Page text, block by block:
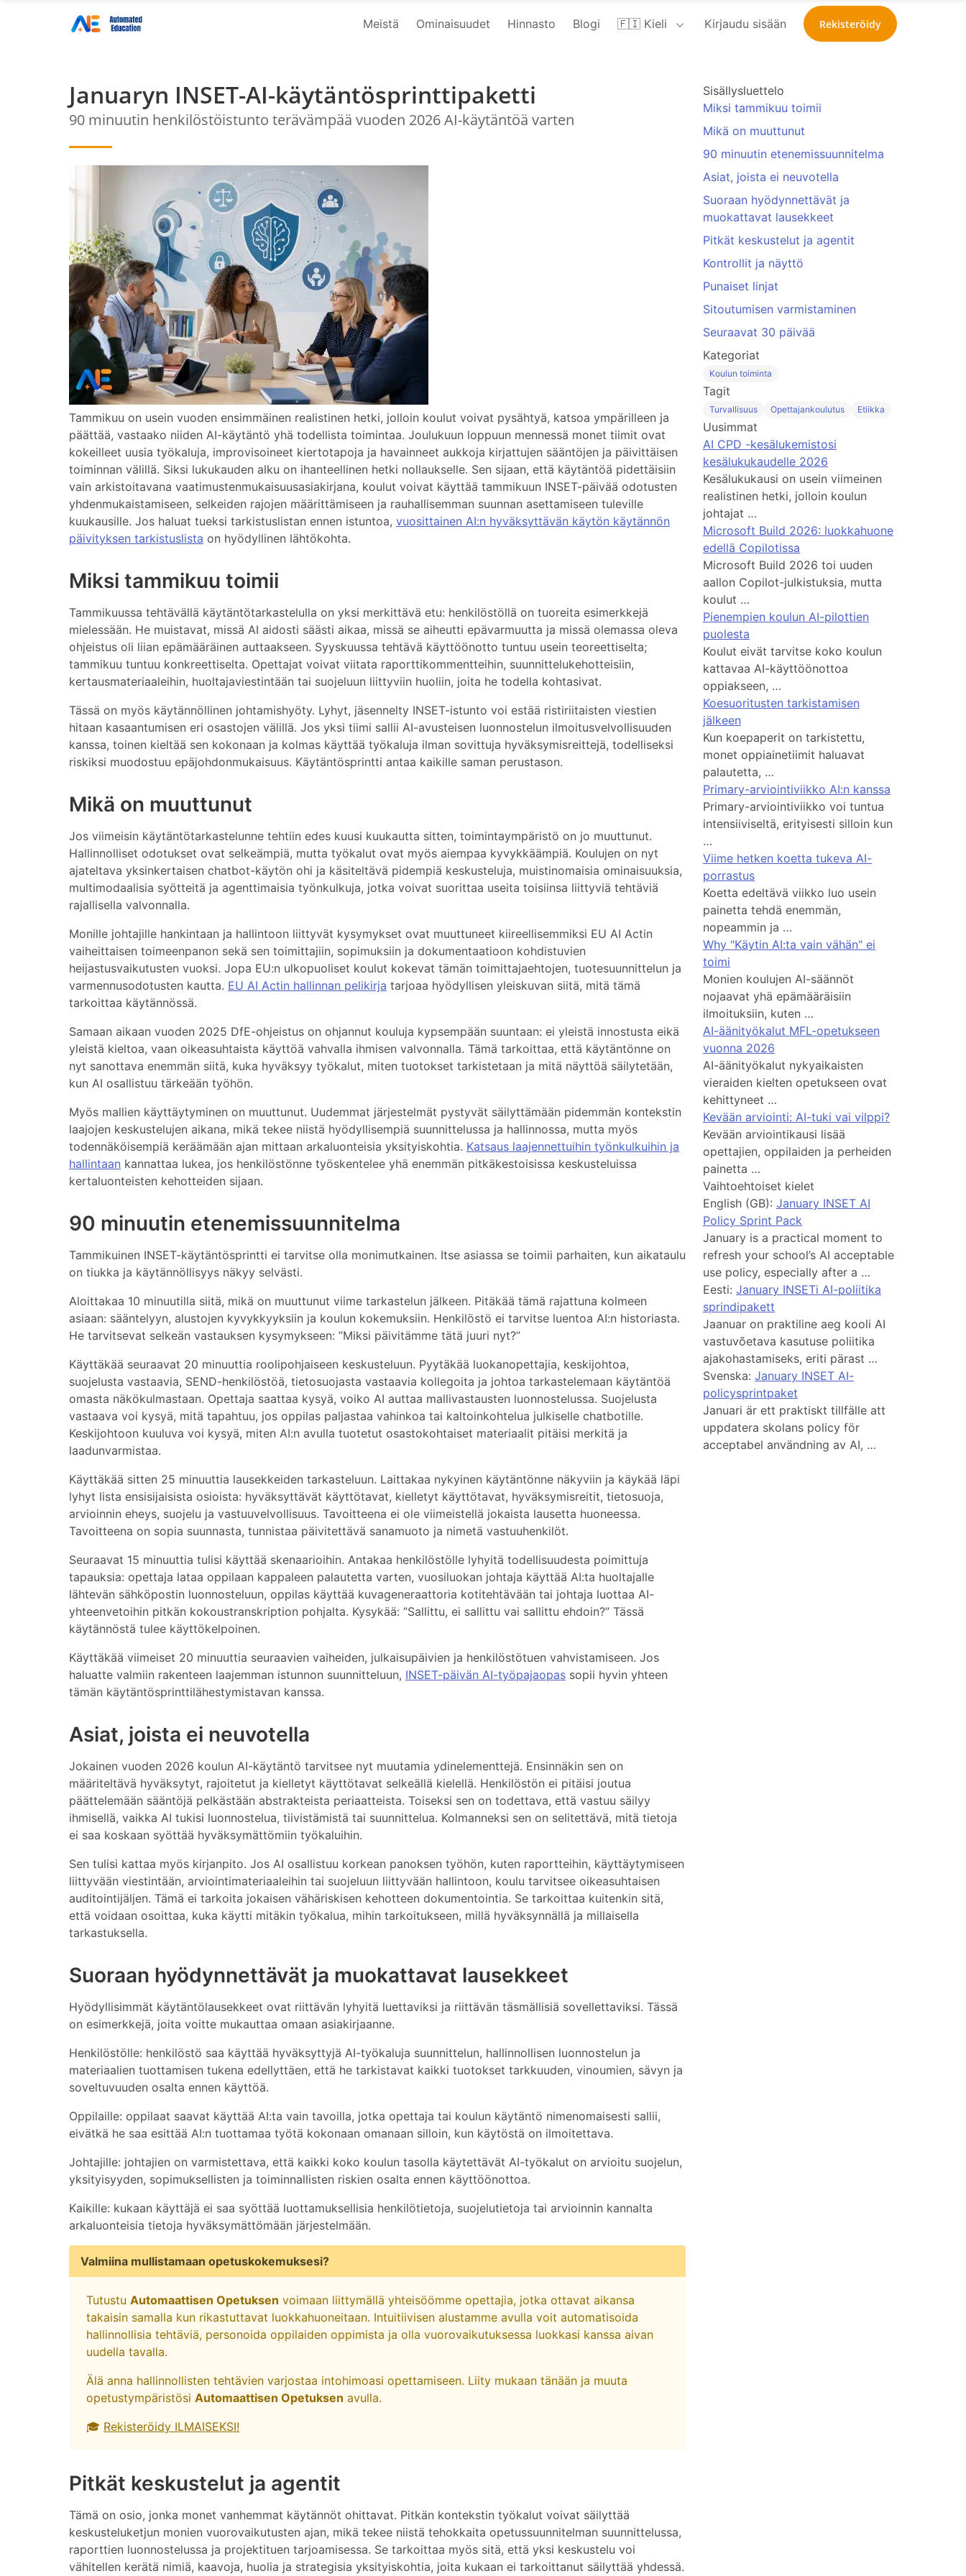
Meistä Ominaisuudet Hinnasto Blogi 🇫🇮 Kieli Kirjaudu sisään Rekisteröidy
Januaryn INSET-AI-käytäntösprinttipaketti
90 minuutin henkilöstöistunto terävämpää vuoden 2026 AI-käytäntöä varten
Tammikuu on usein vuoden ensimmäinen realistinen hetki, jolloin koulut voivat pysähtyä, katsoa ympärilleen ja
päättää, vastaako niiden AI-käytäntö yhä todellista toimintaa. Joulukuun loppuun mennessä monet tiimit ovat
kokeilleet uusia työkaluja, improvisoineet kiertotapoja ja havainneet aukkoja kirjattujen sääntöjen ja päivittäisen
toiminnan välillä. Siksi lukukauden alku on ihanteellinen hetki nollaukselle. Sen sijaan, että käytäntöä pidettäisiin
vain arkistoitavana vaatimustenmukaisuusasiakirjana, koulut voivat käyttää tammikuun INSET-päivää odotusten
yhdenmukaistamiseen, selkeiden rajojen määrittämiseen ja rauhallisemman suunnan asettamiseen tuleville
kuukausille. Jos haluat tueksi tarkistuslistan ennen istuntoa, vuosittainen AI:n hyväksyttävän käytön käytännön
päivityksen tarkistuslista on hyödyllinen lähtökohta.
Miksi tammikuu toimii
Tammikuussa tehtävällä käytäntötarkastelulla on yksi merkittävä etu: henkilöstöllä on tuoreita esimerkkejä
mielessään. He muistavat, missä AI aidosti säästi aikaa, missä se aiheutti epävarmuutta ja missä olemassa oleva
ohjeistus oli liian epämääräinen auttaakseen. Syyskuussa tehtävä käyttöönotto tuntuu usein teoreettiselta;
tammikuu tuntuu konkreettiselta. Opettajat voivat viitata raporttikommentteihin, suunnittelukehotteisiin,
kertausmateriaaleihin, huoltajaviestintään tai suojeluun liittyviin huoliin, joita he todella kohtasivat.
Tässä on myös käytännöllinen johtamishyöty. Lyhyt, jäsennelty INSET-istunto voi estää ristiriitaisten viestien
hitaan kasaantumisen eri osastojen välillä. Jos yksi tiimi sallii AI-avusteisen luonnostelun ilmoitusvelvollisuuden
kanssa, toinen kieltää sen kokonaan ja kolmas käyttää työkaluja ilman sovittuja hyväksymisreittejä, todelliseksi
riskiksi muodostuu epäjohdonmukaisuus. Käytäntösprintti antaa kaikille saman perustason.
Mikä on muuttunut
Jos viimeisin käytäntötarkastelunne tehtiin edes kuusi kuukautta sitten, toimintaympäristö on jo muuttunut.
Hallinnolliset odotukset ovat selkeämpiä, mutta työkalut ovat myös aiempaa kyvykkäämpiä. Koulujen on nyt
ajateltava yksinkertaisen chatbot-käytön ohi ja käsiteltävä pidempiä keskusteluja, muistinomaisia ominaisuuksia,
multimodaalisia syötteitä ja agenttimaisia työnkulkuja, jotka voivat suorittaa useita toisiinsa liittyviä tehtäviä
rajallisella valvonnalla.
Monille johtajille hankintaan ja hallintoon liittyvät kysymykset ovat muuttuneet kiireellisemmiksi EU AI Actin
vaiheittaisen toimeenpanon sekä sen toimittajiin, sopimuksiin ja dokumentaatioon kohdistuvien
heijastusvaikutusten vuoksi. Jopa EU:n ulkopuoliset koulut kokevat tämän toimittajaehtojen, tuotesuunnittelun ja
varmennusodotusten kautta. EU AI Actin hallinnan pelikirja tarjoaa hyödyllisen yleiskuvan siitä, mitä tämä
tarkoittaa käytännössä.
Samaan aikaan vuoden 2025 DfE-ohjeistus on ohjannut kouluja kypsempään suuntaan: ei yleistä innostusta eikä
yleistä kieltoa, vaan oikeasuhtaista käyttöä vahvalla ihmisen valvonnalla. Tämä tarkoittaa, että käytäntönne on
nyt sanottava enemmän siitä, kuka hyväksyy työkalut, miten tuotokset tarkistetaan ja mitä näyttöä säilytetään,
kun AI osallistuu tärkeään työhön.
Myös mallien käyttäytyminen on muuttunut. Uudemmat järjestelmät pystyvät säilyttämään pidemmän kontekstin
laajojen keskustelujen aikana, mikä tekee niistä hyödyllisempiä suunnittelussa ja hallinnossa, mutta myös
todennäköisempiä keräämään ajan mittaan arkaluonteisia yksityiskohtia. Katsaus laajennettuihin työnkulkuihin ja
hallintaan kannattaa lukea, jos henkilöstönne työskentelee yhä enemmän pitkäkestoisissa keskusteluissa
kertaluonteisten kehotteiden sijaan.
90 minuutin etenemissuunnitelma
Tammikuinen INSET-käytäntösprintti ei tarvitse olla monimutkainen. Itse asiassa se toimii parhaiten, kun aikataulu
on tiukka ja käytännöllisyys näkyy selvästi.
Aloittakaa 10 minuutilla siitä, mikä on muuttunut viime tarkastelun jälkeen. Pitäkää tämä rajattuna kolmeen
asiaan: sääntelyyn, alustojen kyvykkyyksiin ja koulun kokemuksiin. Henkilöstö ei tarvitse luentoa AI:n historiasta.
He tarvitsevat selkeän vastauksen kysymykseen: ”Miksi päivitämme tätä juuri nyt?”
Käyttäkää seuraavat 20 minuuttia roolipohjaiseen keskusteluun. Pyytäkää luokanopettajia, keskijohtoa,
suojelusta vastaavia, SEND-henkilöstöä, tietosuojasta vastaavia kollegoita ja johtoa tarkastelemaan käytäntöä
omasta näkökulmastaan. Opettaja saattaa kysyä, voiko AI auttaa mallivastausten luonnostelussa. Suojelusta
vastaava voi kysyä, mitä tapahtuu, jos oppilas paljastaa vahinkoa tai kaltoinkohtelua julkiselle chatbotille.
Keskijohtoon kuuluva voi kysyä, miten AI:n avulla tuotetut osastokohtaiset materiaalit pitäisi merkitä ja
laadunvarmistaa.
Käyttäkää sitten 25 minuuttia lausekkeiden tarkasteluun. Laittakaa nykyinen käytäntönne näkyviin ja käykää läpi
lyhyt lista ensisijaisista osioista: hyväksyttävät käyttötavat, kielletyt käyttötavat, hyväksymisreitit, tietosuoja,
arvioinnin eheys, suojelu ja vastuuvelvollisuus. Tavoitteena ei ole viimeistellä jokaista lausetta huoneessa.
Tavoitteena on sopia suunnasta, tunnistaa päivitettävä sanamuoto ja nimetä vastuuhenkilöt.
Seuraavat 15 minuuttia tulisi käyttää skenaarioihin. Antakaa henkilöstölle lyhyitä todellisuudesta poimittuja
tapauksia: opettaja lataa oppilaan kappaleen palautetta varten, vuosiluokan johtaja käyttää AI:ta huoltajalle
lähtevän sähköpostin luonnosteluun, oppilas käyttää kuvageneraattoria kotitehtävään tai johtaja luottaa AI-
yhteenvetoihin pitkän kokoustranskription pohjalta. Kysykää: ”Sallittu, ei sallittu vai sallittu ehdoin?” Tässä
käytännöstä tulee käyttökelpoinen.
Käyttäkää viimeiset 20 minuuttia seuraavien vaiheiden, julkaisupäivien ja henkilöstötuen vahvistamiseen. Jos
haluatte valmiin rakenteen laajemman istunnon suunnitteluun, INSET-päivän AI-työpajaopas sopii hyvin yhteen
tämän käytäntösprinttilähestymistavan kanssa.
Asiat, joista ei neuvotella
Jokainen vuoden 2026 koulun AI-käytäntö tarvitsee nyt muutamia ydinelementtejä. Ensinnäkin sen on
määriteltävä hyväksytyt, rajoitetut ja kielletyt käyttötavat selkeällä kielellä. Henkilöstön ei pitäisi joutua
päättelemään sääntöjä pelkästään abstrakteista periaatteista. Toiseksi sen on todettava, että vastuu säilyy
ihmisellä, vaikka AI tukisi luonnostelua, tiivistämistä tai suunnittelua. Kolmanneksi sen on selitettävä, mitä tietoja
ei saa koskaan syöttää hyväksymättömiin työkaluihin.
Sen tulisi kattaa myös kirjanpito. Jos AI osallistuu korkean panoksen työhön, kuten raportteihin, käyttäytymiseen
liittyvään viestintään, arviointimateriaaleihin tai suojeluun liittyvään hallintoon, koulu tarvitsee oikeasuhtaisen
auditointijäljen. Tämä ei tarkoita jokaisen vähäriskisen kehotteen dokumentointia. Se tarkoittaa kuitenkin sitä,
että voidaan osoittaa, kuka käytti mitäkin työkalua, mihin tarkoitukseen, millä hyväksynnällä ja millaisella
tarkastuksella.
Suoraan hyödynnettävät ja muokattavat lausekkeet
Hyödyllisimmät käytäntölausekkeet ovat riittävän lyhyitä luettaviksi ja riittävän täsmällisiä sovellettaviksi. Tässä
on esimerkkejä, joita voitte mukauttaa omaan asiakirjaanne.
Henkilöstölle: henkilöstö saa käyttää hyväksyttyjä AI-työkaluja suunnittelun, hallinnollisen luonnostelun ja
materiaalien tuottamisen tukena edellyttäen, että he tarkistavat kaikki tuotokset tarkkuuden, vinoumien, sävyn ja
soveltuvuuden osalta ennen käyttöä.
Oppilaille: oppilaat saavat käyttää AI:ta vain tavoilla, jotka opettaja tai koulun käytäntö nimenomaisesti sallii,
eivätkä he saa esittää AI:n tuottamaa työtä kokonaan omanaan silloin, kun käytöstä on ilmoitettava.
Johtajille: johtajien on varmistettava, että kaikki koko koulun tasolla käytettävät AI-työkalut on arvioitu suojelun,
yksityisyyden, sopimuksellisten ja toiminnallisten riskien osalta ennen käyttöönottoa.
Kaikille: kukaan käyttäjä ei saa syöttää luottamuksellisia henkilötietoja, suojelutietoja tai arvioinnin kannalta
arkaluonteisia tietoja hyväksymättömään järjestelmään.
Valmiina mullistamaan opetuskokemuksesi?
Tutustu Automaattisen Opetuksen voimaan liittymällä yhteisöömme opettajia, jotka ottavat aikansa
takaisin samalla kun rikastuttavat luokkahuoneitaan. Intuitiivisen alustamme avulla voit automatisoida
hallinnollisia tehtäviä, personoida oppilaiden oppimista ja olla vuorovaikutuksessa luokkasi kanssa aivan
uudella tavalla.
Älä anna hallinnollisten tehtävien varjostaa intohimoasi opettamiseen. Liity mukaan tänään ja muuta
opetustympäristösi Automaattisen Opetuksen avulla.
🎓 Rekisteröidy ILMAISEKSI!
Pitkät keskustelut ja agentit
Tämä on osio, jonka monet vanhemmat käytännöt ohittavat. Pitkän kontekstin työkalut voivat säilyttää
keskusteluketjun monien vuorovaikutusten ajan, mikä tekee niistä tehokkaita opetussuunnitelman suunnittelussa,
raporttien luonnostelussa ja projektituen tarjoamisessa. Se tarkoittaa myös sitä, että yksi keskustelu voi
vähitellen kerätä nimiä, kaavoja, huolia ja strategisia yksityiskohtia, joita kukaan ei tarkoittanut säilyttää yhdessä.
Sisällysluettelo
Miksi tammikuu toimii
Mikä on muuttunut
90 minuutin etenemissuunnitelma
Asiat, joista ei neuvotella
Suoraan hyödynnettävät ja
muokattavat lausekkeet
Pitkät keskustelut ja agentit
Kontrollit ja näyttö
Punaiset linjat
Sitoutumisen varmistaminen
Seuraavat 30 päivää
Kategoriat
Koulun toiminta
Tagit
Turvallisuus Opettajankoulutus Etiikka
Uusimmat
AI CPD -kesälukemistosi
kesälukukaudelle 2026
Kesälukukausi on usein viimeinen
realistinen hetki, jolloin koulun
johtajat …
Microsoft Build 2026: luokkahuone
edellä Copilotissa
Microsoft Build 2026 toi uuden
aallon Copilot-julkistuksia, mutta
koulut …
Pienempien koulun AI-pilottien
puolesta
Koulut eivät tarvitse koko koulun
kattavaa AI-käyttöönottoa
oppiakseen, …
Koesuoritusten tarkistamisen
jälkeen
Kun koepaperit on tarkistettu,
monet oppiainetiimit haluavat
palautetta, …
Primary-arviointiviikko AI:n kanssa
Primary-arviointiviikko voi tuntua
intensiiviseltä, erityisesti silloin kun
…
Viime hetken koetta tukeva AI-
porrastus
Koetta edeltävä viikko luo usein
painetta tehdä enemmän,
nopeammin ja …
Why "Käytin AI:ta vain vähän" ei
toimi
Monien koulujen AI-säännöt
nojaavat yhä epämääräisiin
ilmoituksiin, kuten …
AI-äänityökalut MFL-opetukseen
vuonna 2026
AI-äänityökalut nykyaikaisten
vieraiden kielten opetukseen ovat
kehittyneet …
Kevään arviointi: AI-tuki vai vilppi?
Kevään arviointikausi lisää
opettajien, oppilaiden ja perheiden
painetta …
Vaihtoehtoiset kielet
English (GB): January INSET AI
Policy Sprint Pack
January is a practical moment to
refresh your school’s AI acceptable
use policy, especially after a …
Eesti: January INSETi AI-poliitika
sprindipakett
Jaanuar on praktiline aeg kooli AI
vastuvõetava kasutuse poliitika
ajakohastamiseks, eriti pärast …
Svenska: January INSET AI-
policysprintpaket
Januari är ett praktiskt tillfälle att
uppdatera skolans policy för
acceptabel användning av AI, …